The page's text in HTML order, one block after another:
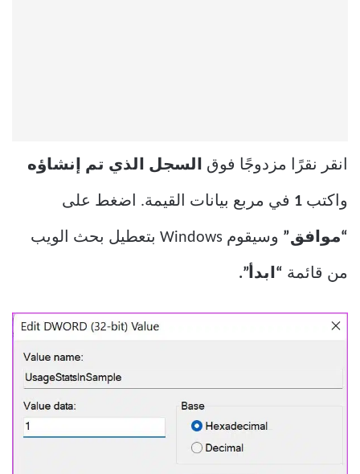
انقر نقرًا مزدوجًا فوق السجل الذي تم إنشاؤه
واكتب 1 في مربع بيانات القيمة. اضغط على
“موافق” وسيقوم Windows بتعطيل بحث الويب
من قائمة “ابدأ”.